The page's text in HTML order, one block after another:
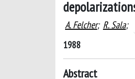
A. Felcher; R. Sala;
1988
Abstract